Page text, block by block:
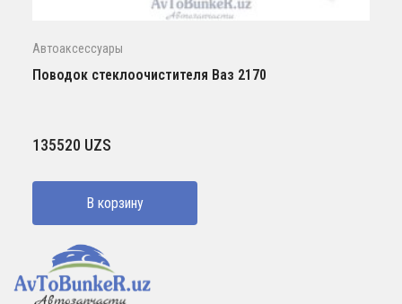
Автоаксессуары
Поводок стеклоочистителя Ваз 2170
135520 UZS
В корзину